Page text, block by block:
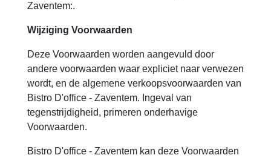
Zaventem:.
Wijziging Voorwaarden
Deze Voorwaarden worden aangevuld door
andere voorwaarden waar expliciet naar verwezen
wordt, en de algemene verkoopsvoorwaarden van
Bistro D'office - Zaventem. Ingeval van
tegenstrijdigheid, primeren onderhavige
Voorwaarden.
Bistro D'office - Zaventem kan deze Voorwaarden